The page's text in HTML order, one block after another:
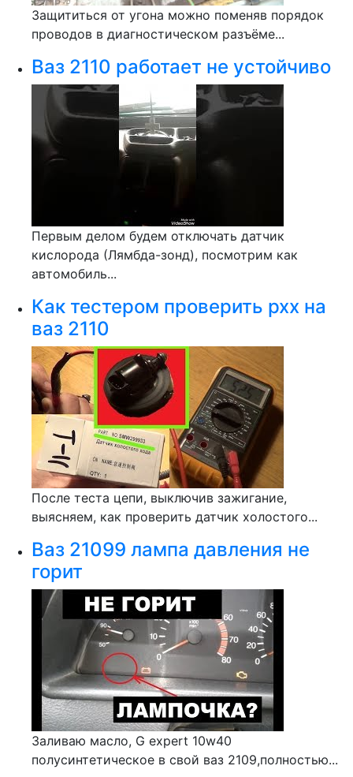
Защититься от угона можно поменяв порядок
проводов в диагностическом разъёме...
Ваз 2110 работает не устойчиво
Первым делом будем отключать датчик
кислорода (Лямбда-зонд), посмотрим как
автомобиль...
Как тестером проверить рхх на
ваз 2110
После теста цепи, выключив зажигание,
выясняем, как проверить датчик холостого...
Ваз 21099 лампа давления не
горит
Заливаю масло, G expert 10w40
полусинтетическое в свой ваз 2109,полностью...